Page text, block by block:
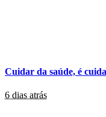
Cuidar da saúde, é
6 dias atrás